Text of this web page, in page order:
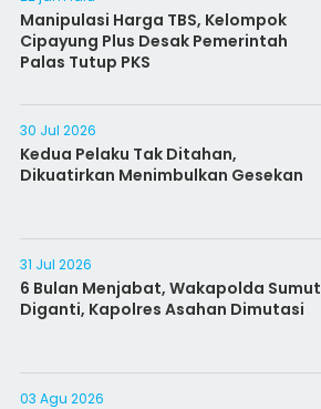
Manipulasi Harga TBS, Kelompok
Cipayung Plus Desak Pemerintah
Palas Tutup PKS
30 Jul 2026
Kedua Pelaku Tak Ditahan,
Dikuatirkan Menimbulkan Gesekan
31 Jul 2026
6 Bulan Menjabat, Wakapolda Sumut
Diganti, Kapolres Asahan Dimutasi
03 Agu 2026